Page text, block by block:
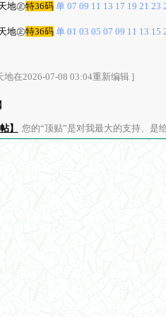
地㊣特36码 单 07 09 11 13 17 19 21 23
地㊣特36码 单 01 03 05 07 09 11 13 15
地在2026-07-08 03:04重新编辑 ]
】 您的“顶贴”是对我最大的支持、是